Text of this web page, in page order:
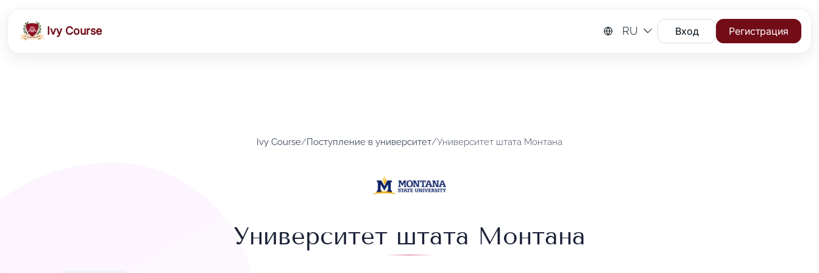
Ivy Course RU Вход Регистрация
Ivy Course/Поступление в университет/Университет штата Монтана
Университет штата Монтана